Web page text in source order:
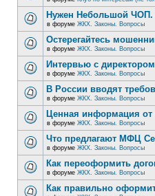
Нужен Небольшой ЧОП.
в форуме ЖКХ. Законы. Вопросы
Остерегайтесь
в форуме ЖКХ. Законы. Вопросы
Интервью с
в форуме ЖКХ. Законы. Вопросы
В России вводят
в форуме ЖКХ. Законы. Вопросы
Ценная информация от
в форуме ЖКХ. Законы. Вопросы
Что предлагают МФЦ
в форуме ЖКХ. Законы. Вопросы
Как переоформить
в форуме ЖКХ. Законы. Вопросы
Как правильно